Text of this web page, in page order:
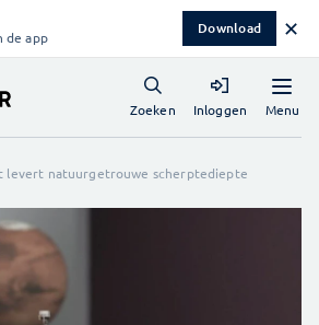
de app Download ✕
Menu
Zoeken Inloggen
levert natuurgetrouwe scherptediepte